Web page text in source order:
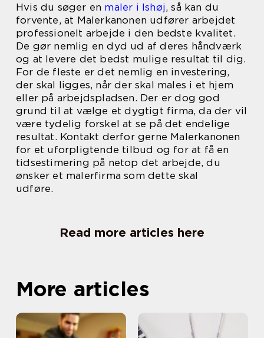
Hvis du søger en maler i Ishøj, så kan du
forvente, at Malerkanonen udfører arbejdet
professionelt arbejde i den bedste kvalitet.
De gør nemlig en dyd ud af deres håndværk
og at levere det bedst mulige resultat til dig.
For de fleste er det nemlig en investering,
der skal ligges, når der skal males i et hjem
eller på arbejdspladsen. Der er dog god
grund til at vælge et dygtigt firma, da der vil
være tydelig forskel at se på det endelige
resultat. Kontakt derfor gerne Malerkanonen
for et uforpligtende tilbud og for at få en
tidsestimering på netop det arbejde, du
ønsker et malerfirma som dette skal
udføre.
Read more articles here
More articles